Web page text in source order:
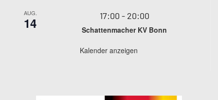
AUG.
14 17:00 - 20:00
Schattenmacher KV Bonn
Kalender anzeigen